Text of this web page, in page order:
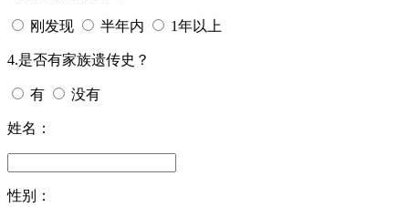
刚发现 半年内 1年以上
4.是否有家族遗传史？
有 没有
姓名：
性别：